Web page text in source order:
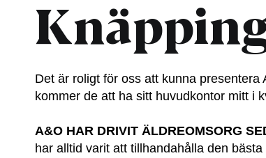
Det är roligt för oss att kunna
kommer de att ha sitt huvudkontor mitt i
A&O HAR DRIVIT ÄLDREOMSORG
har alltid varit att tillhandahålla den